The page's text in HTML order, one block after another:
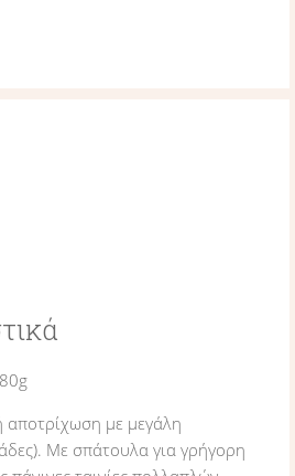
αποτρίχωση με μεγάλη
Με σπάτουλα για γρήγορη